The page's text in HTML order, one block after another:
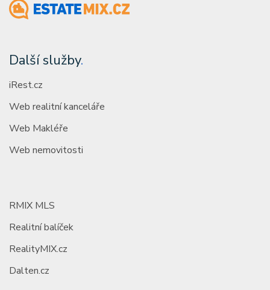
Další služby.
iRest.cz
Web realitní kanceláře
Web Makléře
Web nemovitosti
RMIX MLS
Realitní balíček
RealityMIX.cz
Dalten.cz